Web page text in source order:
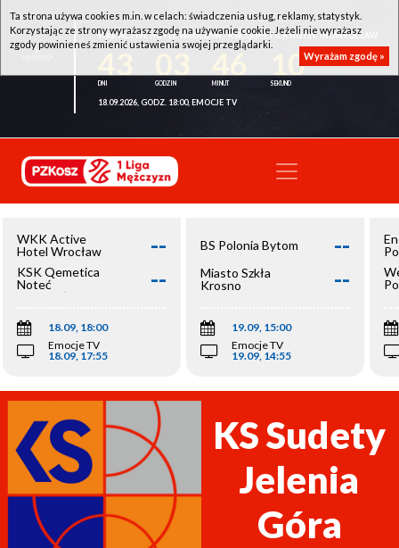
WKK ACTIVE HOTEL WROCŁAW - KSK QEMETICA NOTEĆ INOWROCŁAW
10
18.09.2026, GODZ. 18:00, EMOCJE TV
WKK Active
Hotel Wrocław
--
KSK Qemetica
Noteć
Inowrocław
--
18.09, 18:00
Emocje TV
18.09, 17:55
BS Polonia Bytom --
Miasto Szkła
Krosno
--
19.09, 15:00
Emocje TV
19.09, 14:55
KS Sudety
Jelenia
Góra
Ta strona używa cookies m.in. w celach: świadczenia usług, reklamy, statystyk.
Korzystając ze strony wyrażasz zgodę na używanie cookie. Jeżeli nie wyrażasz
zgody powinieneś zmienić ustawienia swojej przeglądarki.
Wyrażam zgodę »